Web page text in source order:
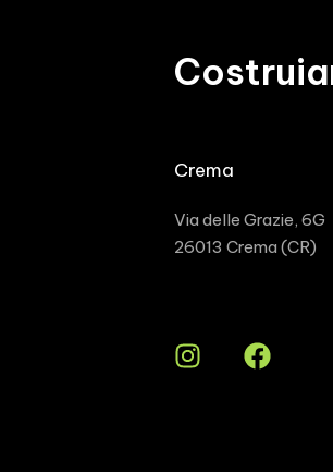
Crema
Via delle Grazie, 6G
26013 Crema (CR)